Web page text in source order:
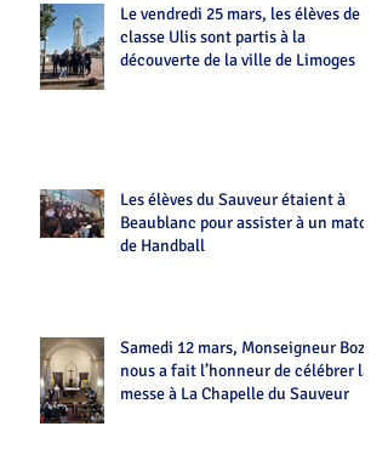
Le vendredi 25 mars, les élèves de la
classe Ulis sont partis à la
découverte de la ville de Limoges
Les élèves du Sauveur étaient à
Beaublanc pour assister à un match
de Handball
Samedi 12 mars, Monseigneur Bozo
nous a fait l’honneur de célébrer la
messe à La Chapelle du Sauveur